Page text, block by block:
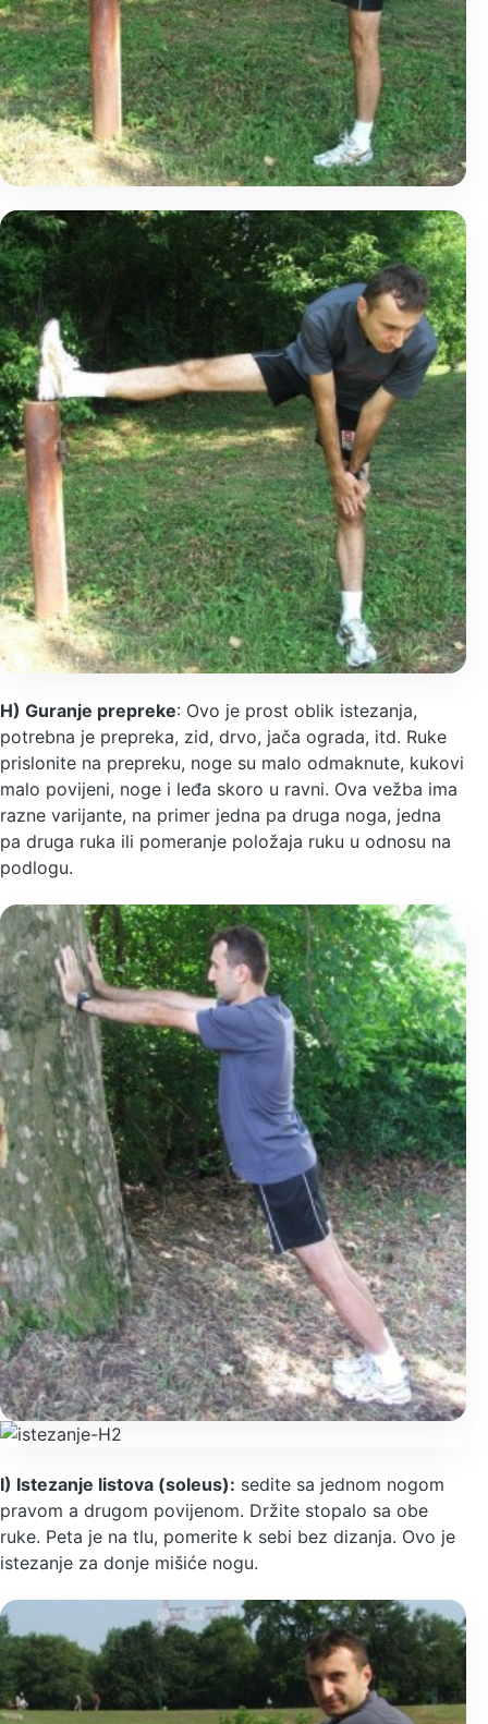
H) Guranje prepreke: Ovo je prost oblik istezanja,
potrebna je prepreka, zid, drvo, jača ograda, itd. Ruke
prislonite na prepreku, noge su malo odmaknute, kukovi
malo povijeni, noge i leđa skoro u ravni. Ova vežba ima
razne varijante, na primer jedna pa druga noga, jedna
pa druga ruka ili pomeranje položaja ruku u odnosu na
podlogu.
I) Istezanje listova (soleus): sedite sa jednom nogom
pravom a drugom povijenom. Držite stopalo sa obe
ruke. Peta je na tlu, pomerite k sebi bez dizanja. Ovo je
istezanje za donje mišiće nogu.